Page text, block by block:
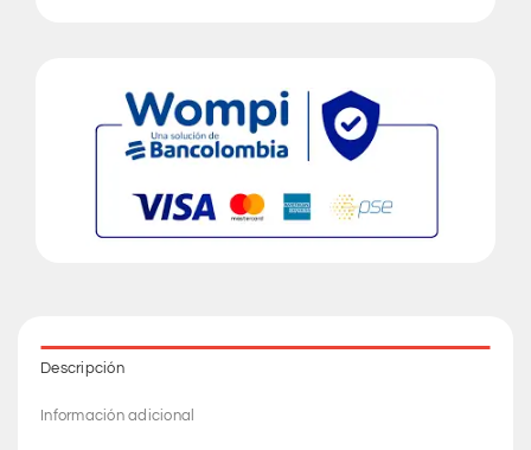
Descripción
Información adicional